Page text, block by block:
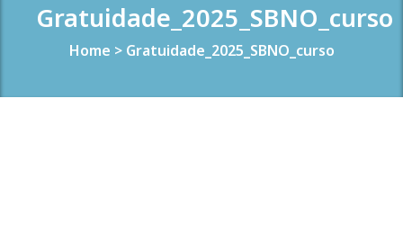
Gratuidade_2025_SBNO_curso
Home > Gratuidade_2025_SBNO_curso